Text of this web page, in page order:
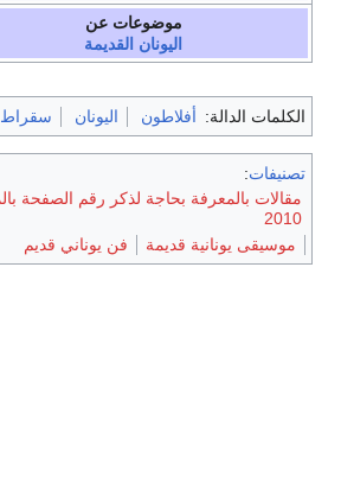
موضوعات عن
اليونان القديمة
الكلمات الدالة: أفلاطون اليونان سقراط
تصنيفات:
2010
موسيقى يونانية قديمة
فن يوناني قديم